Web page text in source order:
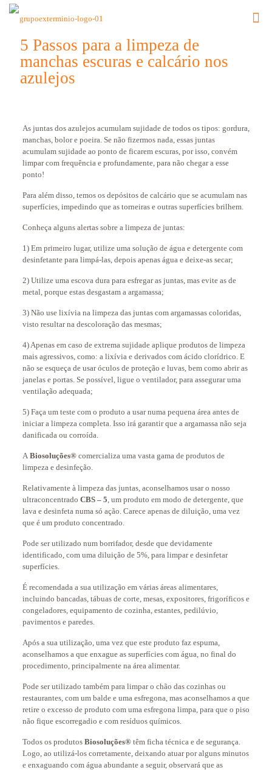
5 Passos para a limpeza de
manchas escuras e calcário nos
azulejos
As juntas dos azulejos acumulam sujidade de todos os tipos: gordura,
manchas, bolor e poeira. Se não fizermos nada, essas juntas
acumulam sujidade ao ponto de ficarem escuras, por isso, convém
limpar com frequência e profundamente, para não chegar a esse
ponto!
Para além disso, temos os depósitos de calcário que se acumulam nas
superfícies, impedindo que as torneiras e outras superfícies brilhem.
Conheça alguns alertas sobre a limpeza de juntas:
1) Em primeiro lugar, utilize uma solução de água e detergente com
desinfetante para limpá-las, depois apenas água e deixe-as secar;
2) Utilize uma escova dura para esfregar as juntas, mas evite as de
metal, porque estas desgastam a argamassa;
3) Não use lixívia na limpeza das juntas com argamassas coloridas,
visto resultar na descoloração das mesmas;
4) Apenas em caso de extrema sujidade aplique produtos de limpeza
mais agressivos, como: a lixívia e derivados com ácido clorídrico. E
não se esqueça de usar óculos de proteção e luvas, bem como abrir as
janelas e portas. Se possível, ligue o ventilador, para assegurar uma
ventilação adequada;
5) Faça um teste com o produto a usar numa pequena área antes de
iniciar a limpeza completa. Isso irá garantir que a argamassa não seja
danificada ou corroída.
A Biosoluções®comercializa uma vasta gama de produtos de
limpeza e desinfeção.
Relativamente à limpeza das juntas, aconselhamos usar o nosso
ultraconcentrado CBS – 5, um produto em modo de detergente, que
lava e desinfeta numa só ação. Carece apenas de diluição, uma vez
que é um produto concentrado.
Pode ser utilizado num borrifador, desde que devidamente
identificado, com uma diluição de 5%, para limpar e desinfetar
superfícies.
É recomendada a sua utilização em várias áreas alimentares,
incluindo bancadas, tábuas de corte, mesas, expositores, frigoríficos e
congeladores, equipamento de cozinha, estantes, pedilúvio,
pavimentos e paredes.
Após a sua utilização, uma vez que este produto faz espuma,
aconselhamos a que enxague as superfícies com água, no final do
procedimento, principalmente na área alimentar.
Pode ser utilizado também para limpar o chão das cozinhas ou
restaurantes, com um balde e uma esfregona, mas aconselhamos a que
retire o excesso de produto com uma esfregona limpa, para que o piso
não fique escorregadio e com resíduos químicos.
Todos os produtos Biosoluções®têm ficha técnica e de segurança.
Logo, ao utilizá-los corretamente, deixando atuar por alguns minutos
e enxaguando com água abundante a seguir, observará que as